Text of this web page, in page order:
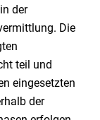
der
Die
teil und
eingesetzten
der